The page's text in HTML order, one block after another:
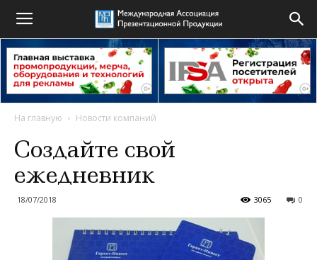
На главную Новости компаний
Создайте свой
ежедневник
18/07/2018 0
3065